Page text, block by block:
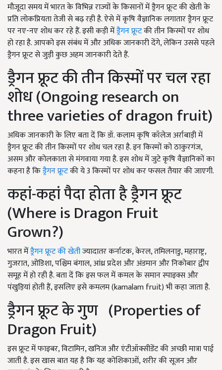
मौजूदा समय में भारत के विभिन्न राज्यों के किसानों में ड्रैगन फ्रूट की खेती के
प्रति लोकप्रियता तेजी से बढ़ रही है. ऐसे में कृषि वैज्ञानिक लगातार ड्रैगन फ्रूट
पर नए-नए शोध कर रहे हैं. इसी कड़ी मेंड्रैगन फ्रूटकी तीन किस्मों पर शोध
हो रहा है. आपको इस संबंध में और अधिक जानकारी देंगे, लेकिन उससे पहले
ड्रैगन फ्रूट से जुड़ी कुछ अहम जानकारी देते हैं.
ड्रैगन फ्रूट की तीन किस्मों पर चल रहा
शोध (Ongoing research on
three varieties of dragon fruit)
अधिक जानकारी के लिए बता दें कि डॉ. कलाम कृषि कॉलेज अर्राबाड़ी में
ड्रैगन फ्रूट की तीन किस्मों पर शोध चल रहा है. इन किस्मों को ठाकुरगंज,
असम और कोलकाता से मंगवाया गया है. इस शोध में जुटे कृषि वैज्ञानिकों का
कहना है किड्रैगन फ्रूटकी ये 3 किस्मों पर शोध कर फसल तैयार की जाएगी.
कहां-कहां पैदा होता है ड्रैगन फ्रूट
(Where is Dragon Fruit
Grown?)
भारत मेंड्रैगन फ्रूट की खेतीज्यादातर कर्नाटक, केरल, तमिलनाडु, महाराष्ट्र,
गुजरात, ओडिशा, पश्चिम बंगाल, आंध्र प्रदेश और अंडमान और निकोबार द्वीप
समूह में हो रही है. बता दें कि इस फल में कमल के समान स्पाइक्स और
पंखुड़ियां होती हैं, इसलिए इसे कमलम (kamalam fruit) भी कहा जाता है.
ड्रैगन फ्रूट के गुण (Properties of
Dragon Fruit)
इस फ्रूट में फाइबर, विटामिन, खनिज और एंटीऑक्सीडेंट की अच्छी मात्रा पाई
जाती है. इस खास बात यह है कि यह कोशिकाओं, शरीर की सूजन और